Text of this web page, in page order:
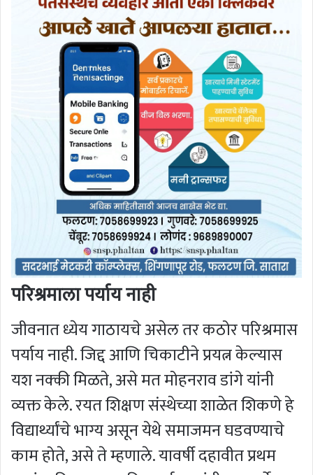
परिश्रमाला पर्याय नाही
जीवनात ध्येय गाठायचे असेल तर कठोर परिश्रमास
पर्याय नाही. जिद्द आणि चिकाटीने प्रयत्न केल्यास
यश नक्की मिळते, असे मत मोहनराव डांगे यांनी
व्यक्त केले. रयत शिक्षण संस्थेच्या शाळेत शिकणे हे
विद्यार्थ्यांचे भाग्य असून येथे समाजमन घडवण्याचे
काम होते, असे ते म्हणाले. यावर्षी दहावीत प्रथम